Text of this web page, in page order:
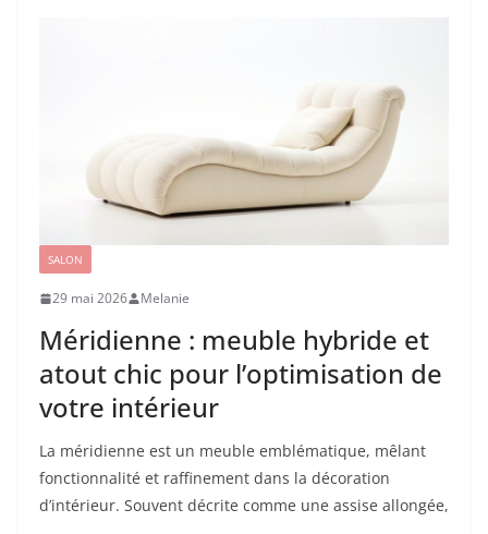
SALON
29 mai 2026 Melanie
Méridienne : meuble hybride et
atout chic pour l’optimisation de
votre intérieur
La méridienne est un meuble emblématique, mêlant
fonctionnalité et raffinement dans la décoration
d’intérieur. Souvent décrite comme une assise allongée,